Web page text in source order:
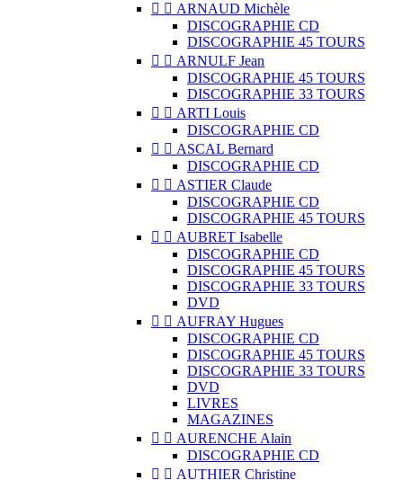
  ARNAUD Michèle
DISCOGRAPHIE CD
DISCOGRAPHIE 45 TOURS
  ARNULF Jean
DISCOGRAPHIE 45 TOURS
DISCOGRAPHIE 33 TOURS
  ARTI Louis
DISCOGRAPHIE CD
  ASCAL Bernard
DISCOGRAPHIE CD
  ASTIER Claude
DISCOGRAPHIE CD
DISCOGRAPHIE 45 TOURS
  AUBRET Isabelle
DISCOGRAPHIE CD
DISCOGRAPHIE 45 TOURS
DISCOGRAPHIE 33 TOURS
DVD
  AUFRAY Hugues
DISCOGRAPHIE CD
DISCOGRAPHIE 45 TOURS
DISCOGRAPHIE 33 TOURS
DVD
LIVRES
MAGAZINES
  AURENCHE Alain
DISCOGRAPHIE CD
  AUTHIER Christine